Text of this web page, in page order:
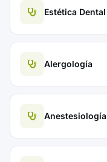
Estética Dental
Alergología
Anestesiología